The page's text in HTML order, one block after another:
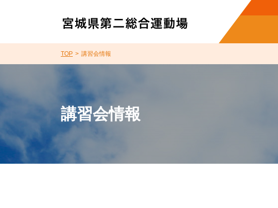
TOP 講習会情報
講習会情報